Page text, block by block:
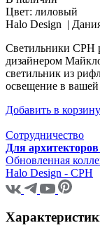
Цвет: лиловый
Halo Design |
Светильники CPH
дизайнером
светильник из
освещение в вашей
Добавить в корзину
Сотрудничество
Для
Обновленная
Halo Design - CPH